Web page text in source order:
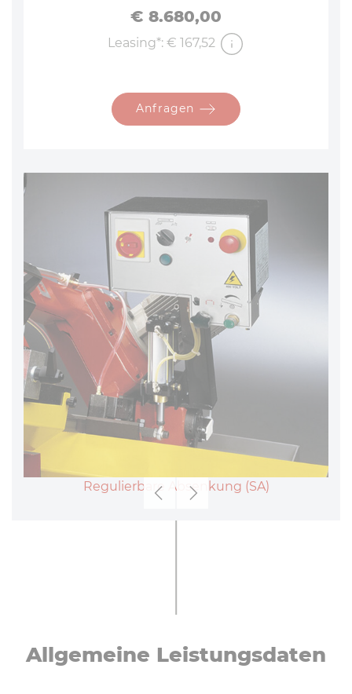
Regulierbare Absenkung (SA)
ZurückWeiter
Preis
€ 8.680,00
Leasing*: € 167,52
Anfragen
All­ge­mei­ne Leis­tungs­da­ten